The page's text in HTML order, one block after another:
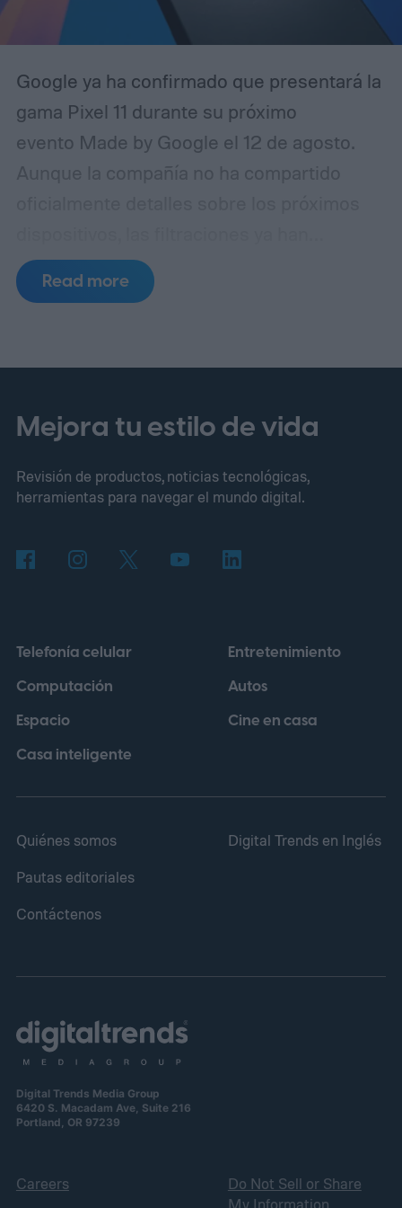
Google ya ha confirmado que presentará la
gama Pixel 11 durante su próximo
evento Made by Google el 12 de agosto.
Aunque la compañía no ha compartido
mostrado claramente qué esperar en
cuanto a mejoras de diseño y
y precios antes del anuncio oficial de
Google.
base se reduce
Read more
Mejora tu estilo de vida
Revisión de productos, noticias tecnológicas,
herramientas para navegar el mundo digital.
Telefonía celular
Computación
Espacio
Casa inteligente
Entretenimiento
Autos
Cine en casa
Quiénes somos
Pautas editoriales
Contáctenos
Digital Trends en Inglés
Digital Trends Media Group
6420 S. Macadam Ave, Suite 216
Portland, OR 97239
Careers
Do Not Sell or Share
My Information